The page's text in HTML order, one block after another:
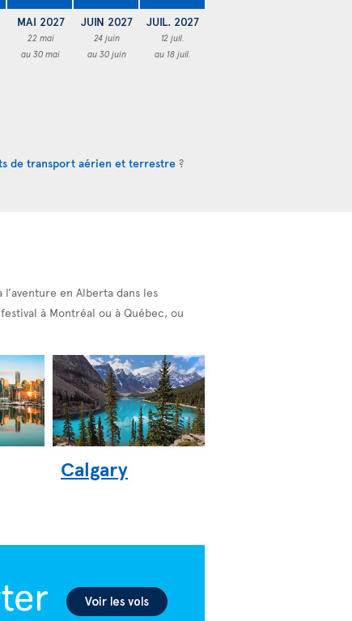
MAI 2027
22 mai
au 30 mai
JUIN 2027
24 juin
au 30 juin
JUIL. 2027
12 juil.
au 18 juil.
de transport aérien et terrestre ?
en Alberta dans les
à Montréal ou à Québec, ou
Calgary